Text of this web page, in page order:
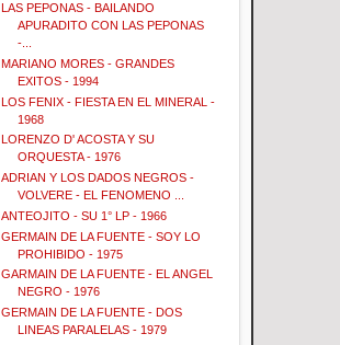
LAS PEPONAS - BAILANDO
APURADITO CON LAS PEPONAS
-...
MARIANO MORES - GRANDES
EXITOS - 1994
LOS FENIX - FIESTA EN EL MINERAL -
1968
LORENZO D' ACOSTA Y SU
ORQUESTA - 1976
ADRIAN Y LOS DADOS NEGROS -
VOLVERE - EL FENOMENO ...
ANTEOJITO - SU 1° LP - 1966
GERMAIN DE LA FUENTE - SOY LO
PROHIBIDO - 1975
GARMAIN DE LA FUENTE - EL ANGEL
NEGRO - 1976
GERMAIN DE LA FUENTE - DOS
LINEAS PARALELAS - 1979